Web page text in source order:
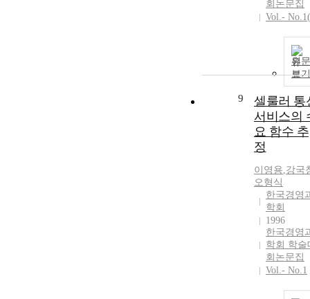
회논문집
Vol.-
원문
보기
9
셀룰러 통
서비스의
요 함수 추
정
이영용,강국
오형식
한국경영
학회
1996
한국경영
학회 학술
회논문집
Vol.- No.1